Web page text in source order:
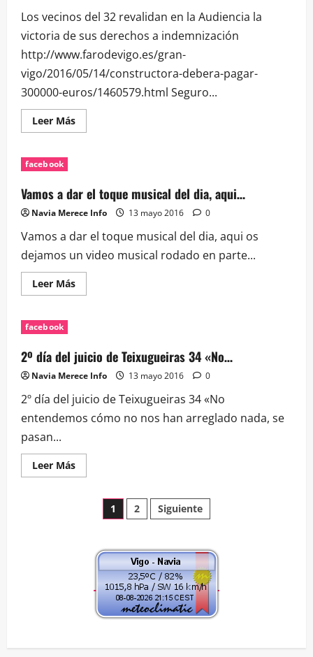
Los vecinos del 32 revalidan en la Audiencia la
victoria de sus derechos a indemnización
http://www.farodevigo.es/gran-
vigo/2016/05/14/constructora-debera-pagar-
300000-euros/1460579.html Seguro...
Leer MásLeer
más
32
revalidan
la
facebook
Vamos a dar el toque musical del dia, aqui…
Navia Merece Info 13 mayo 2016 0
Vamos a dar el toque musical del dia, aqui os
dejamos un video musical rodado en parte...
Leer MásLeer
más
el
toque
musical
del
aqui…
facebook
2º día del juicio de Teixugueiras 34 «No…
Navia Merece Info 13 mayo 2016 0
2º día del juicio de Teixugueiras 34 «No
entendemos cómo no nos han arreglado nada, se
pasan...
Leer MásLeer
más
Teixugueiras
«No…
Paginación
de
entradas
1 2 Siguiente